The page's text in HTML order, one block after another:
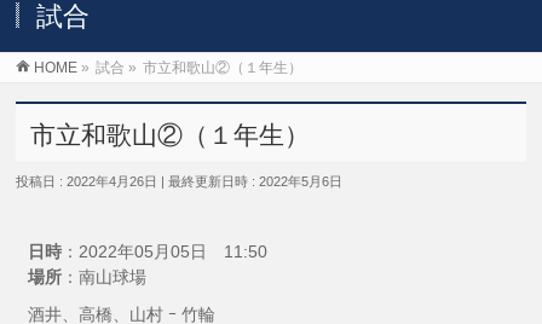
試合
HOME » 試合 » 市立和歌山②（１年生）
市立和歌山②（１年生）
投稿日 : 2022年4月26日 最終更新日時 : 2022年5月6日
日時 ：2022年05月05日 11:50
場所 ：南山球場
酒井、高橋、山村 ｰ 竹輪